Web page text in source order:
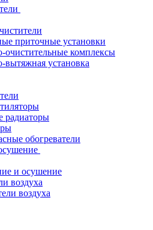
приточные установки
очистительные комплексы
вытяжная установка
радиаторы
обогреватели
и осушение
воздуха
воздуха